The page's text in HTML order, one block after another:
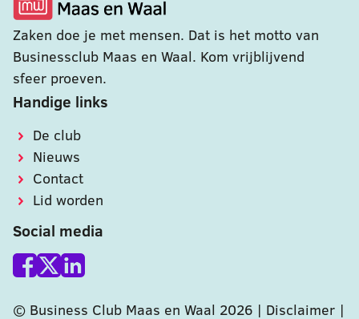
Zaken doe je met mensen. Dat is het motto van
Businessclub Maas en Waal. Kom vrijblijvend
sfeer proeven.
Handige links
De club
Nieuws
Contact
Lid worden
Social media
© Business Club Maas en Waal 2026 | Disclaimer |